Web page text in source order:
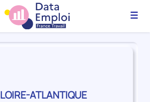
Menu
LOIRE-ATLANTIQUE